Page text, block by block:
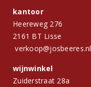
kantoor
Heereweg 276
2161 BT Lisse
verkoop@josbeeres.nl
wijnwinkel
Zuiderstraat 28a